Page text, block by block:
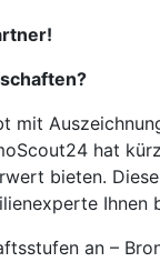
hat
bieten.
Ihnen
an –